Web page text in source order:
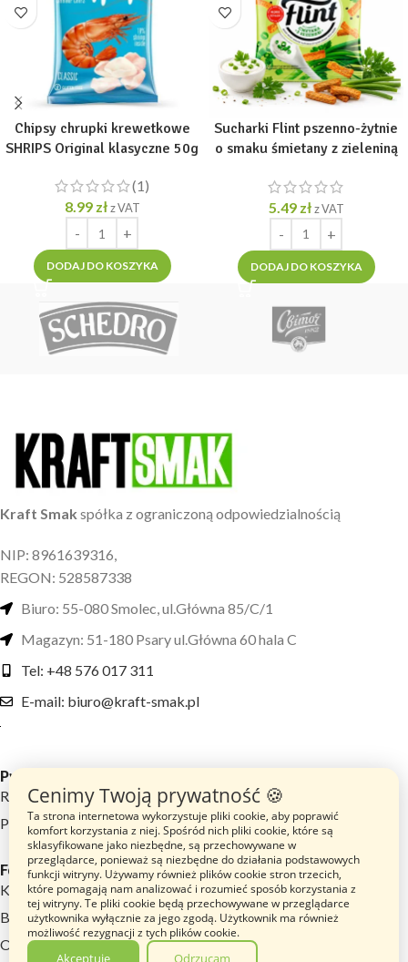
Chipsy chrupki krewetkowe
SHRIPS Original klasyczne 50g
(1)
8.99 zł z VAT
DODAJ DO KOSZYKA
Sucharki Flint pszenno-żytnie
o smaku śmietany z zieleniną
5.49 zł z VAT
DODAJ DO KOSZYKA
Kraft Smak spółka z ograniczoną odpowiedzialnością
NIP: 8961639316,
REGON: 528587338
Biuro: 55-080 Smolec, ul.Główna 85/C/1
Magazyn: 51-180 Psary ul.Główna 60 hala C
Tel: +48 576 017 311
E-mail: biuro@kraft-smak.pl
Przydatne linki
Regulamin sklepu
Polityka prywatności
Footer menu
Katalog Produktów
Blog
O nas
Cenimy Twoją prywatność 🍪
Ta strona internetowa wykorzystuje pliki cookie, aby poprawić
komfort korzystania z niej. Spośród nich pliki cookie, które są
sklasyfikowane jako niezbędne, są przechowywane w
przeglądarce, ponieważ są niezbędne do działania podstawowych
funkcji witryny. Używamy również plików cookie stron trzecich,
które pomagają nam analizować i rozumieć sposób korzystania z
tej witryny. Te pliki cookie będą przechowywane w przeglądarce
użytkownika wyłącznie za jego zgodą. Użytkownik ma również
możliwość rezygnacji z tych plików cookie.
Akceptuję Odrzucam